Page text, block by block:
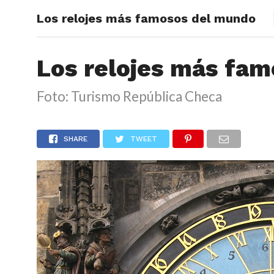
Los relojes más famosos del mundo
Los relojes más
Foto: Turismo República Checa
SHARE TWEET